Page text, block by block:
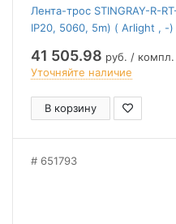
Лента-трос STINGRAY-R-
IP20, 5060, 5m) ( Arlight , -)
41 505.98 руб. / компл.
Уточняйте наличие
В корзину
651793